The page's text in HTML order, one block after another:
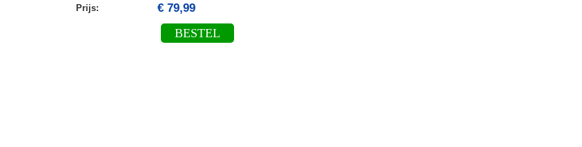
Prijs: € 79,99
BESTEL